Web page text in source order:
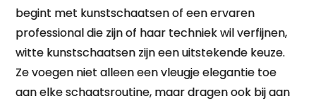
begint met kunstschaatsen of een ervaren
professional die zijn of haar techniek wil verfijnen,
witte kunstschaatsen zijn een uitstekende keuze.
Ze voegen niet alleen een vleugje elegantie toe
aan elke schaatsroutine, maar dragen ook bij aan